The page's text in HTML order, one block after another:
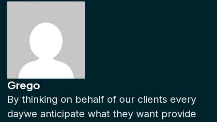
Grego
By thinking on behalf of our clients every
daywe anticipate what they want provide